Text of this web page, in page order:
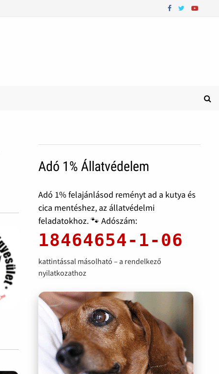
Adó 1% Állatvédelem
Adó 1% felajánlásod reményt ad a kutya és
cica mentéshez, az állatvédelmi
feladatokhoz. 🐾 Adószám:
18464654-1-06
kattintással másolható – a rendelkező
nyilatkozathoz